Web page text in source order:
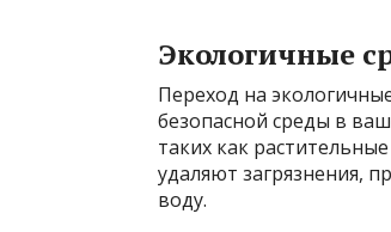
Экологичные
Переход на
безопасной среды в
таких как
удаляют загрязнения,
воду.